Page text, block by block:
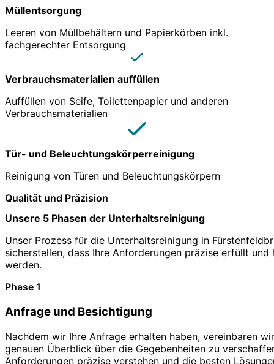
Müllentsorgung
Leeren von Müllbehältern und Papierkörben inkl.
fachgerechter Entsorgung
Verbrauchsmaterialien auffüllen
Auffüllen von Seife, Toilettenpapier und anderen
Verbrauchsmaterialien
Tür- und Beleuchtungskörperreinigung
Reinigung von Türen und Beleuchtungskörpern
Qualität und Präzision
Unsere 5 Phasen der Unterhaltsreinigung
Unser Prozess für die Unterhaltsreinigung in
sicherstellen, dass Ihre Anforderungen präzise erfüllt
werden.
Phase 1
Anfrage und Besichtigung
Nachdem wir Ihre Anfrage erhalten haben, vereinbaren
genauen Überblick über die Gegebenheiten zu
Anforderungen präzise verstehen und die besten